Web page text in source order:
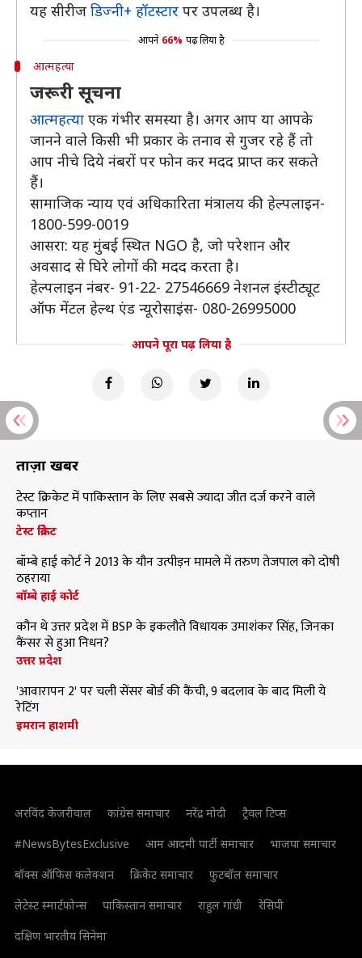
यह सीरीज डिज्नी+ हॉटस्टार पर उपलब्ध है।
आपने 66% पढ़ लिया है
आत्महत्या
जरूरी सूचना
आत्महत्या एक गंभीर समस्या है। अगर आप या आपके
जानने वाले किसी भी प्रकार के तनाव से गुजर रहे हैं तो
आप नीचे दिये नंबरों पर फोन कर मदद प्राप्त कर सकते
हैं।
सामाजिक न्याय एवं अधिकारिता मंत्रालय की हेल्पलाइन-
1800-599-0019
आसरा: यह मुंबई स्थित NGO है, जो परेशान और
अवसाद से घिरे लोगों की मदद करता है।
हेल्पलाइन नंबर- 91-22- 27546669 नेशनल इंस्टीट्यूट
ऑफ मेंटल हेल्थ एंड न्यूरोसाइंस- 080-26995000
आपने पूरा पढ़ लिया है
ताज़ा खबरें
टेस्ट क्रिकेट में पाकिस्तान के लिए सबसे ज्यादा जीत दर्ज करने वाले
कप्तान
टेस्ट क्रिकेट
बॉम्बे हाई कोर्ट ने 2013 के यौन उत्पीड़न मामले में तरुण तेजपाल को दोषी
ठहराया
बॉम्बे हाई कोर्ट
कौन थे उत्तर प्रदेश में BSP के इकलौते विधायक उमाशंकर सिंह, जिनका
कैंसर से हुआ निधन?
उत्तर प्रदेश
'आवारापन 2' पर चली सेंसर बोर्ड की कैंची, 9 बदलाव के बाद मिली ये
रेटिंग
इमरान हाशमी
अरविंद केजरीवाल कांग्रेस समाचार नरेंद्र मोदी
ट्रैवल टिप्स
#NewsBytesExclusive
आम आदमी पार्टी समाचार
भाजपा समाचार
बॉक्स ऑफिस कलेक्शन
क्रिकेट समाचार
फुटबॉल समाचार
लेटेस्ट स्मार्टफोन्स
पाकिस्तान समाचार राहुल गांधी
रेसिपी
दक्षिण भारतीय सिनेमा